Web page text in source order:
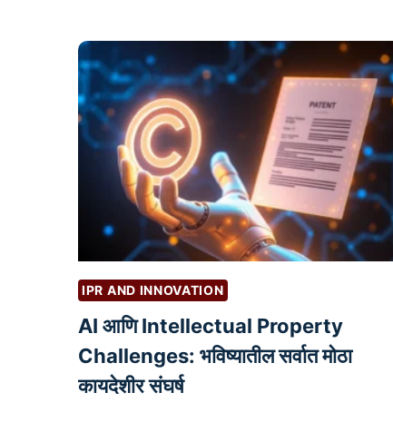
णा
मां
सा
ठी
यू
ट्यू
ब
व्हि
ओ
चे
यो
ज
IPR AND INNOVATION
AI आणि Intellectual Property
Challenges: भविष्यातील सर्वात मोठा
कायदेशीर संघर्ष